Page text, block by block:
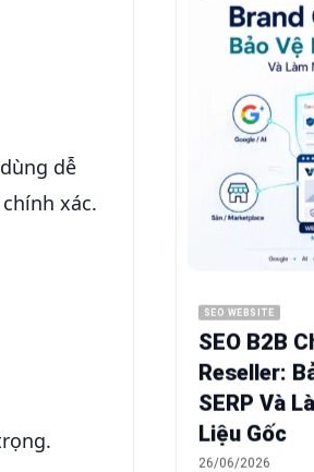
dễ
xác.
SEO WEBSITE
SEO B2B
Reseller:
SERP Và
Liệu Gốc
26/06/2026